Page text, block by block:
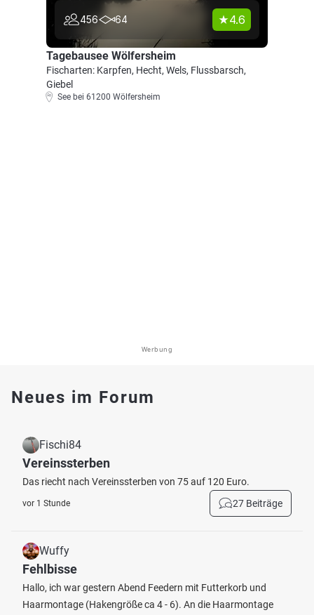
456 64 4.6
Tagebausee Wölfersheim
Fischarten: Karpfen, Hecht, Wels, Flussbarsch,
Giebel
See bei 61200 Wölfersheim
Werbung
Neues im Forum
Fischi84
Vereinssterben
Das riecht nach Vereinssterben von 75 auf 120 Euro.
vor 1 Stunde 27 Beiträge
Wuffy
Fehlbisse
Hallo, ich war gestern Abend Feedern mit Futterkorb und
Haarmontage (Hakengröße ca 4 - 6). An die Haarmontage